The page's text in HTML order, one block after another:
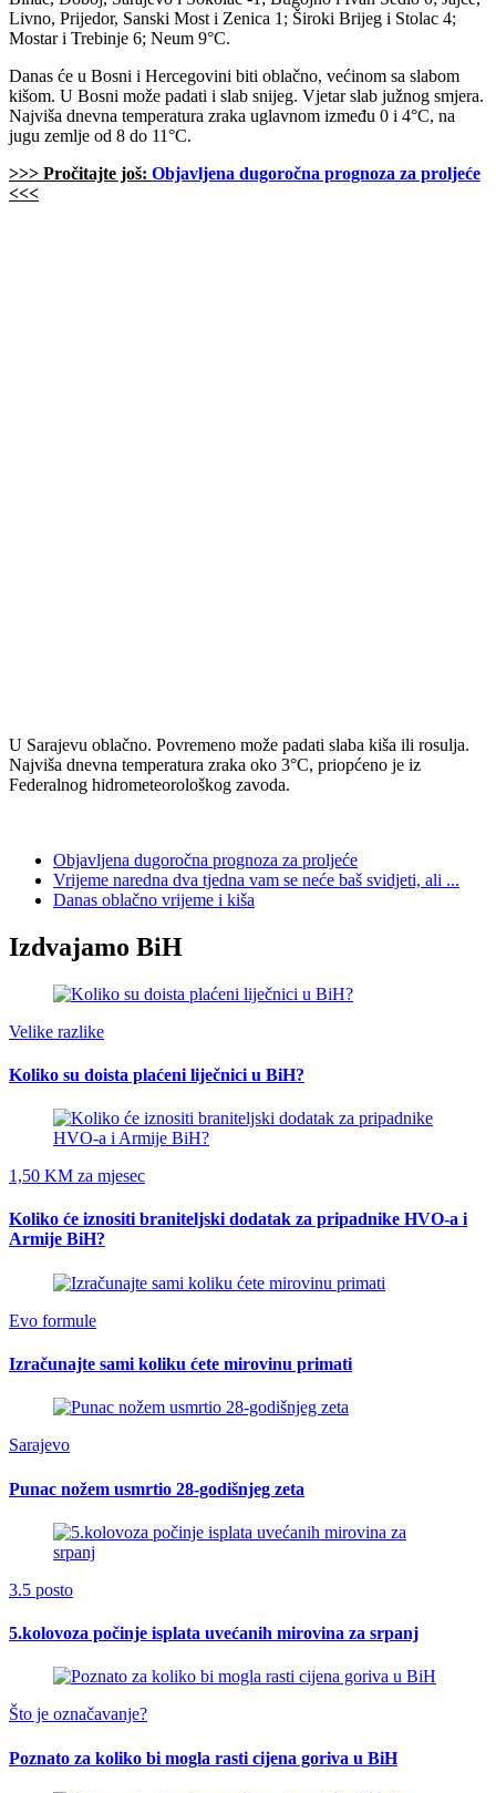
Livno, Prijedor, Sanski Most i Zenica 1; Široki Brijeg i Stolac 4;
Mostar i Trebinje 6; Neum 9°C.
Danas će u Bosni i Hercegovini biti oblačno, većinom sa slabom
kišom. U Bosni može padati i slab snijeg. Vjetar slab južnog smjera.
Najviša dnevna temperatura zraka uglavnom između 0 i 4°C, na
jugu zemlje od 8 do 11°C.
>>> Pročitajte još: Objavljena dugoročna prognoza za proljeće
<<<
U Sarajevu oblačno. Povremeno može padati slaba kiša ili rosulja.
Najviša dnevna temperatura zraka oko 3°C, priopćeno je iz
Federalnog hidrometeorološkog zavoda.
Objavljena dugoročna prognoza za proljeće
Vrijeme naredna dva tjedna vam se neće baš svidjeti, ali ...
Danas oblačno vrijeme i kiša
Izdvajamo BiH
Velike razlike
Koliko su doista plaćeni liječnici u BiH?
1,50 KM za mjesec
Koliko će iznositi braniteljski dodatak za pripadnike HVO-a i
Armije BiH?
Evo formule
Izračunajte sami koliku ćete mirovinu primati
Sarajevo
Punac nožem usmrtio 28-godišnjeg zeta
3.5 posto
5.kolovoza počinje isplata uvećanih mirovina za srpanj
Što je označavanje?
Poznato za koliko bi mogla rasti cijena goriva u BiH